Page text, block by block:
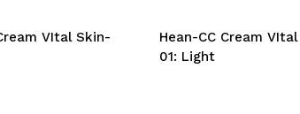
VItal Skin-
Hean-CC Cream
01: Light